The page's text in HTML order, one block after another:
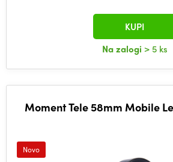
Na zalogi > 5 ks
KUPI
Moment Tele 58mm Mobile
Novo